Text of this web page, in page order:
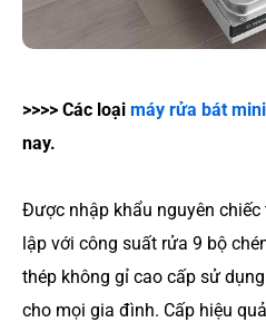
>>>> Các loại máy rửa bát mini
nay.
Được nhập khẩu nguyên
lập với công suất rửa 9 bộ
thép không gỉ cao cấp sử
cho mọi gia đình. Cấp hiệu